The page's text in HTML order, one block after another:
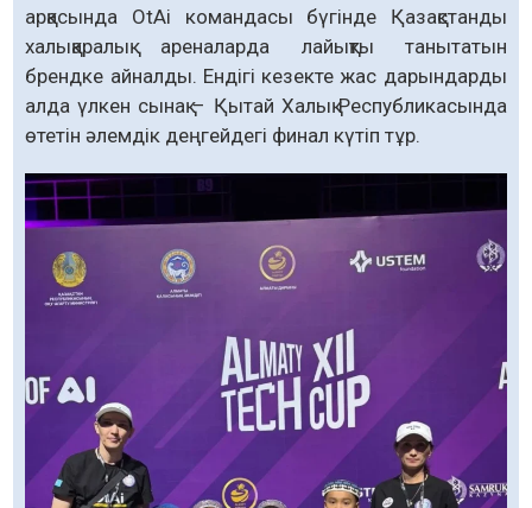
арқасында OtAi командасы бүгінде Қазақстанды
халықаралық ареналарда лайықты танытатын
брендке айналды. Ендігі кезекте жас дарындарды
алда үлкен сынақ – Қытай Халық Республикасында
өтетін әлемдік деңгейдегі финал күтіп тұр.